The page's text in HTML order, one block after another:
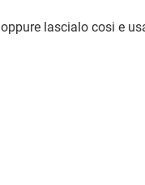
oppure lascialo cosi e